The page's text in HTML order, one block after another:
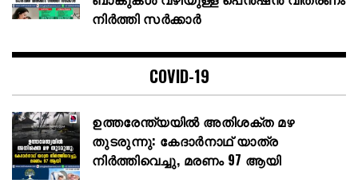
നിർത്തി സർക്കാർ
COVID-19
ഉത്തരേന്ത്യയിൽ അതിശക്ത മഴ
തുടരുന്നു: കേദാർനാഥ് യാത്ര
നിർത്തിവെച്ചു, മരണം 97 ആയി